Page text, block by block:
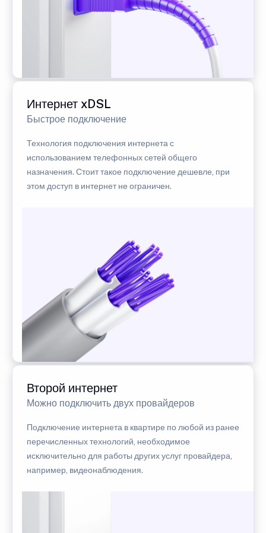
Интернет xDSL
Быстрое подключение
Технология подключения интернета с
использованием телефонных сетей общего
назначения. Стоит такое подключение дешевле, при
этом доступ в интернет не ограничен.
Второй интернет
Можно подключить двух провайдеров
Подключение интернета в квартире по любой из ранее
перечисленных технологий, необходимое
исключительно для работы других услуг провайдера,
например, видеонаблюдения.